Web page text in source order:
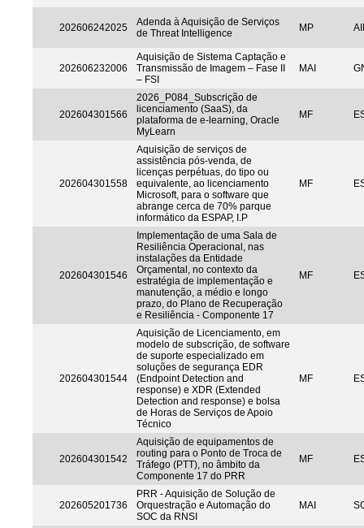
202606242025
Adenda à Aquisição de Serviços
de Threat Intelligence
MP
202606232006
Aquisição de Sistema Captação e
Transmissão de Imagem – Fase II
– FSI
MAI
202604301566
2026_P084_Subscrição de
licenciamento (SaaS), da
plataforma de e-learning, Oracle
MyLearn
MF
202604301558
Aquisição de serviços de
assistência pós-venda, de
licenças perpétuas, do tipo ou
equivalente, ao licenciamento
Microsoft, para o software que
abrange cerca de 70% parque
informático da ESPAP, I.P
MF
202604301546
Implementação de uma Sala de
Resiliência Operacional, nas
instalações da Entidade
Orçamental, no contexto da
estratégia de implementação e
manutenção, a médio e longo
prazo, do Plano de Recuperação
e Resiliência - Componente 17
MF
202604301544
Aquisição de Licenciamento, em
modelo de subscrição, de software
de suporte especializado em
soluções de segurança EDR
(Endpoint Detection and
response) e XDR (Extended
Detection and response) e bolsa
de Horas de Serviços de Apoio
Técnico
MF
202604301542
Aquisição de equipamentos de
routing para o Ponto de Troca de
Tráfego (PTT), no âmbito da
Componente 17 do PRR
MF
202605201736
PRR - Aquisição de Solução de
Orquestração e Automação do
SOC da RNSI
MAI